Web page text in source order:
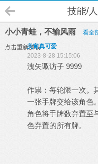
技能/
小小青蛙，不输风雨 看全
点击重新加载美宵真可爱
2023-8-28 15:15:06
洩矢诹访子 9999
作祟：每轮限一次。
一张手牌交给该角色
角色将手牌数弃置至
色弃置的所有牌。